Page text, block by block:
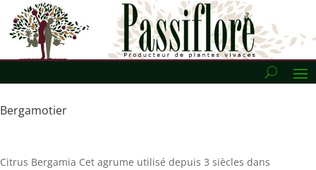
Bergamotier
Citrus Bergamia Cet agrume utilisé depuis 3 siècles dans